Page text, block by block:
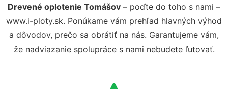
Drevené oplotenie Tomášov – poďte do toho s nami –
www.i-ploty.sk. Ponúkame vám prehľad hlavných výhod
a dôvodov, prečo sa obrátiť na nás. Garantujeme vám,
že nadviazanie spolupráce s nami nebudete ľutovať.